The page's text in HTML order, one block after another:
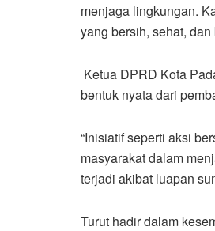
menjaga lingkungan.
yang bersih, sehat, dan
Ketua DPRD Kota
bentuk nyata dari
“Inisiatif seperti aksi
masyarakat dalam
terjadi akibat luapan
Turut hadir dalam